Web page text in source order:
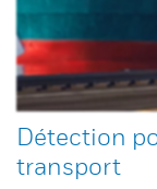
Détection
transport